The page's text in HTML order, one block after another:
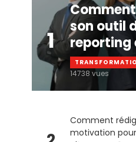
1
son outil
reporting
14738 vues
Comment
motivation